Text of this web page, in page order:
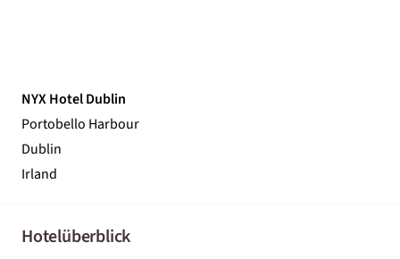
NYX Hotel Dublin
Portobello Harbour
Dublin
Irland
Hotelüberblick